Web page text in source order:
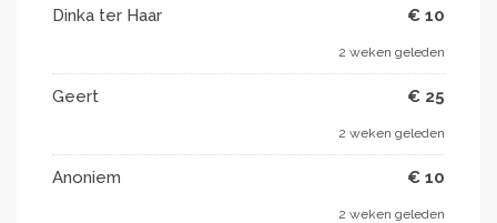
Dinka ter Haar € 10
2 weken geleden
Geert € 25
2 weken geleden
Anoniem € 10
2 weken geleden